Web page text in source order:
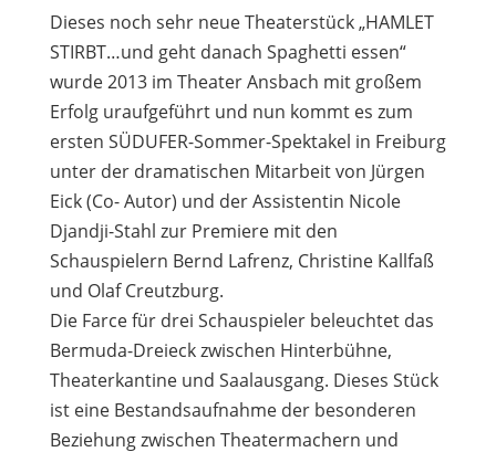
Dieses noch sehr neue Theaterstück „HAMLET
STIRBT…und geht danach Spaghetti essen“
wurde 2013 im Theater Ansbach mit großem
Erfolg uraufgeführt und nun kommt es zum
ersten SÜDUFER-Sommer-Spektakel in Freiburg
unter der dramatischen Mitarbeit von Jürgen
Eick (Co- Autor) und der Assistentin Nicole
Djandji-Stahl zur Premiere mit den
Schauspielern Bernd Lafrenz, Christine Kallfaß
und Olaf Creutzburg.
Die Farce für drei Schauspieler beleuchtet das
Bermuda-Dreieck zwischen Hinterbühne,
Theaterkantine und Saalausgang. Dieses Stück
ist eine Bestandsaufnahme der besonderen
Beziehung zwischen Theatermachern und